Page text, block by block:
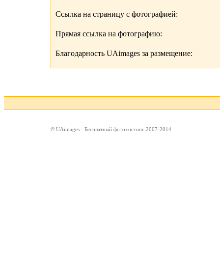
Ссылка на страницу с фотографией:
Прямая ссылка на фотографию:
Благодарность UAimages за размещение:
© UAimages - Бесплатный фотохостинг 2007-2014